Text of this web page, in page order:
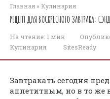
Главная » Кулинария
РЕЦЕПТ ДЛЯ ВОСКРЕСНОГО ЗАВТРАКА:
На чтение: 1 мин
Кулинария
SitesReady
Завтракать сегодня
аппетитным, но в то же